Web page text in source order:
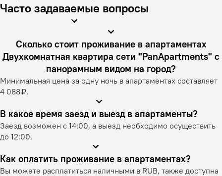
Часто задаваемые вопросы
Сколько стоит проживание в апартаментах
Двухкомнатная квартира сети "PanApartments" с
панорамным видом на город?
Минимальная цена за одну ночь в апартаментах составляет
4 088 ₽.
В какое время заезд и выезд в апартаменты?
Заезд возможен с 14:00, а выезд необходимо осуществить
до 12:00.
Как оплатить проживание в апартаментах?
Вы можете расплатиться наличными в RUB, также доступна